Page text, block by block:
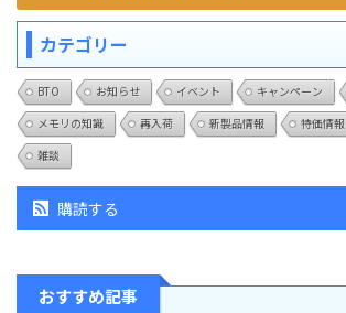
カテゴリー
BTO お知らせ イベント キャンペーン
メモリの知識
再入荷 新製品情報 特価情報
雑談
購読する
おすすめ記事